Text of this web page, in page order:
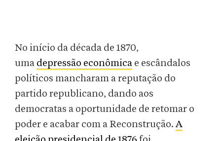
No início da década de 1870,
uma depressão econômica e escândalos
políticos mancharam a reputação do
partido republicano, dando aos
democratas a oportunidade de retomar o
poder e acabar com a Reconstrução. A